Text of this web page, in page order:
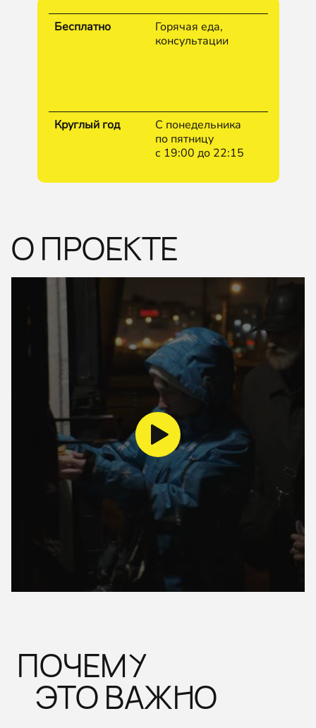
Круглый год
С понедельника
по пятницу
с 19:00 до 22:15
Бесплатно
Горячая еда,
консультации
О ПРОЕКТЕ
ПОЧЕМУ
ЭТО ВАЖНО